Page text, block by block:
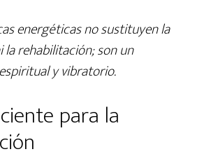
energéticas no sustituyen la
rehabilitación; son un
y vibratorio.
para la